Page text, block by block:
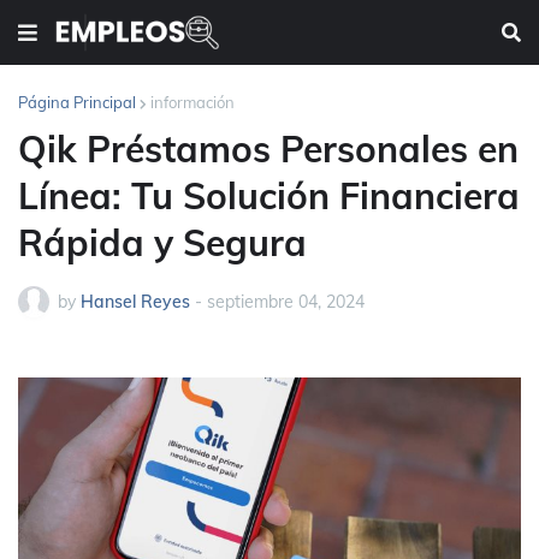
Página Principal información
Qik Préstamos Personales en
Línea: Tu Solución Financiera
Rápida y Segura
by Hansel Reyes - septiembre 04, 2024